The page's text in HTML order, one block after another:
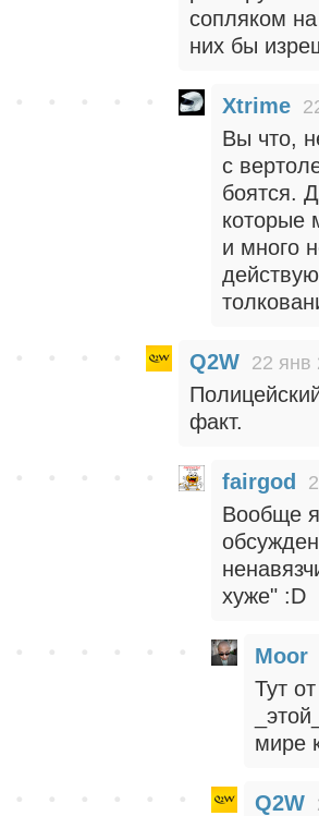
сопляком
них бы
Xtrime
Вы что,
с
боятся.
которые
и много
Q2W 22 янв
факт.
fairgod
Вообще
хуже" :D
Moor
Тут
мире
Q2W